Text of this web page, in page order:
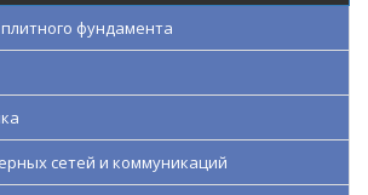
фундамента
сетей и коммуникаций